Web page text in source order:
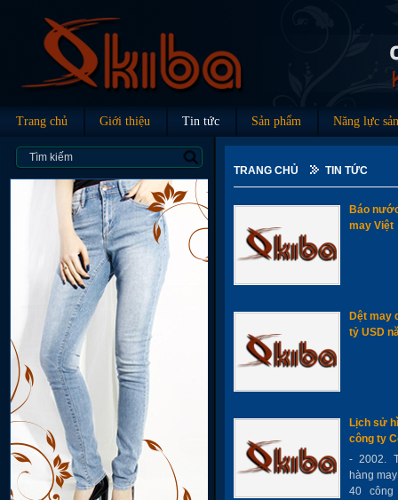
Trang chủ Giới thiệu Tin tức Sản phẩm Năng lực
TRANG CHỦ TIN TỨC
Báo
may Việt
Dệt may
tỷ USD
Lịch sử
công ty
- 2002.
hàng
40 công